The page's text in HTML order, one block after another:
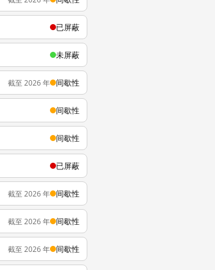
已屏蔽
未屏蔽
截至 2026 年 间歇性
间歇性
间歇性
已屏蔽
截至 2026 年 间歇性
截至 2026 年 间歇性
截至 2026 年 间歇性